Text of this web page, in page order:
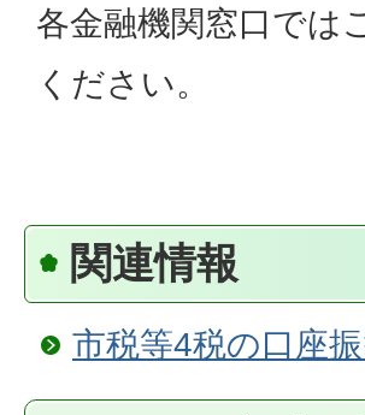
各金融機関窓口では
ください。
関連情報
市税等4税の口座